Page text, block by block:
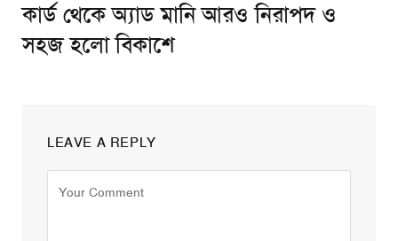
কার্ড থেকে অ্যাড মানি আরও নিরাপদ ও
সহজ হলো বিকাশে
LEAVE A REPLY